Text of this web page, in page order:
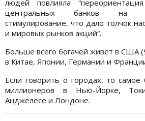
людей повлияла
центральных банков на
стимулирование, что дало толчок
и мировых рынков акций“.
Больше всего богачей живет в США
в Китае, Японии, Германии и
Если говорить о городах, то самое
миллионеров в Нью-Йорке,
Анджелесе и Лондоне.